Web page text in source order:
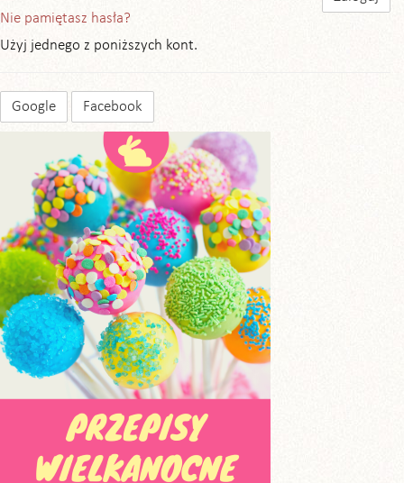
Nie pamiętasz hasła?
Użyj jednego z poniższych kont.
Google Facebook